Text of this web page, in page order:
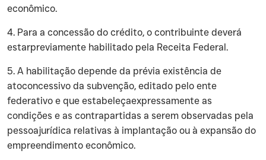
econômico.
‍4. Para a concessão do crédito, o contribuinte deverá
estarpreviamente habilitado pela Receita Federal.
‍5. A habilitação depende da prévia existência de
atoconcessivo da subvenção, editado pelo ente
federativo e que estabeleçaexpressamente as
condições e as contrapartidas a serem observadas pela
pessoajurídica relativas à implantação ou à expansão do
empreendimento econômico.